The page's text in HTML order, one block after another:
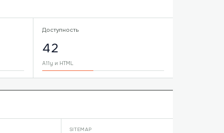
Доступность
42
A11y и HTML
SITEMAP